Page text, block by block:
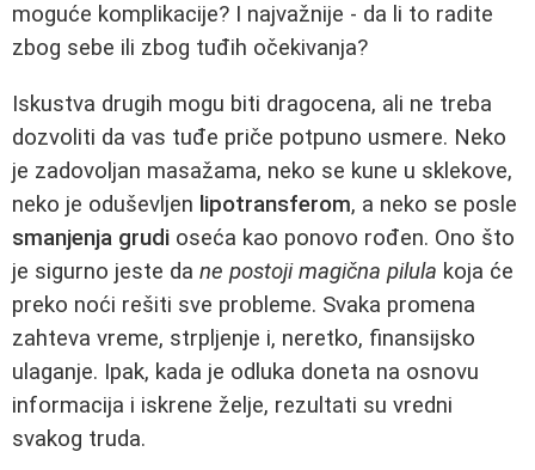
moguće komplikacije? I najvažnije - da li to radite
zbog sebe ili zbog tuđih očekivanja?
Iskustva drugih mogu biti dragocena, ali ne treba
dozvoliti da vas tuđe priče potpuno usmere. Neko
je zadovoljan masažama, neko se kune u sklekove,
neko je oduševljen lipotransferom, a neko se posle
smanjenja grudi oseća kao ponovo rođen. Ono što
je sigurno jeste da ne postoji magična pilula koja će
preko noći rešiti sve probleme. Svaka promena
zahteva vreme, strpljenje i, neretko, finansijsko
ulaganje. Ipak, kada je odluka doneta na osnovu
informacija i iskrene želje, rezultati su vredni
svakog truda.